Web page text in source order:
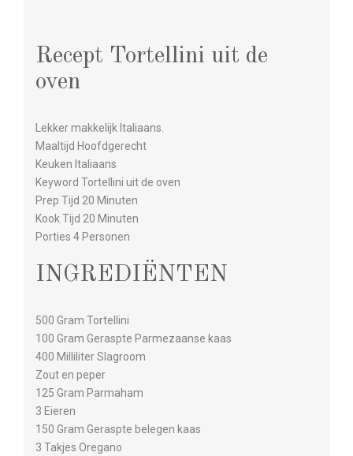
Recept Tortellini uit de
oven
Lekker makkelijk Italiaans.
Maaltijd Hoofdgerecht
Keuken Italiaans
Keyword Tortellini uit de oven
Prep Tijd 20 Minuten
Kook Tijd 20 Minuten
Porties 4 Personen
INGREDIËNTEN
500 Gram Tortellini
100 Gram Geraspte Parmezaanse kaas
400 Milliliter Slagroom
Zout en peper
125 Gram Parmaham
3 Eieren
150 Gram Geraspte belegen kaas
3 Takjes Oregano